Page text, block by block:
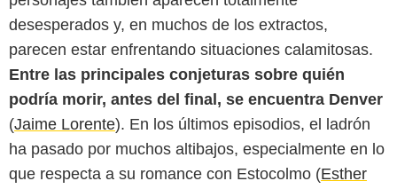
desesperados y, en muchos de los extractos,
parecen estar enfrentando situaciones calamitosas.
Entre las principales conjeturas sobre quién
podría morir, antes del final, se encuentra Denver
(Jaime Lorente). En los últimos episodios, el ladrón
ha pasado por muchos altibajos, especialmente en lo
que respecta a su romance con Estocolmo (Esther